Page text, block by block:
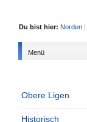
Du bist hier: Norden |
Menü
Obere Ligen
Historisch